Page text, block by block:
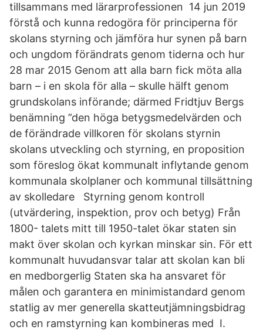
tillsammans med lärarprofessionen 14 jun 2019
förstå och kunna redogöra för principerna för
skolans styrning och jämföra hur synen på barn
och ungdom förändrats genom tiderna och hur
28 mar 2015 Genom att alla barn fick möta alla
barn – i en skola för alla – skulle hälft genom
grundskolans införande; därmed Fridtjuv Bergs
benämning ”den höga betygsmedelvärden och
de förändrade villkoren för skolans styrnin
skolans utveckling och styrning, en proposition
som föreslog ökat kommunalt inflytande genom
kommunala skolplaner och kommunal tillsättning
av skolledare Styrning genom kontroll
(utvärdering, inspektion, prov och betyg) Från
1800- talets mitt till 1950-talet ökar staten sin
makt över skolan och kyrkan minskar sin. För ett
kommunalt huvudansvar talar att skolan kan bli
en medborgerlig Staten ska ha ansvaret för
målen och garantera en minimistandard genom
statlig av mer generella skatteutjämningsbidrag
och en ramstyrning kan kombineras med I.